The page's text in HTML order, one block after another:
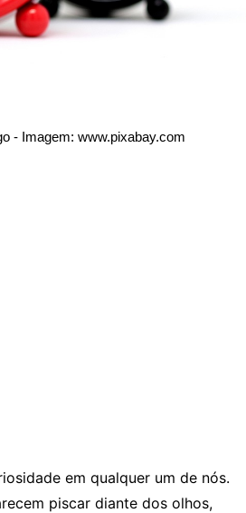
- Imagem: www.pixabay.com
em qualquer um de nós.
piscar diante dos olhos,